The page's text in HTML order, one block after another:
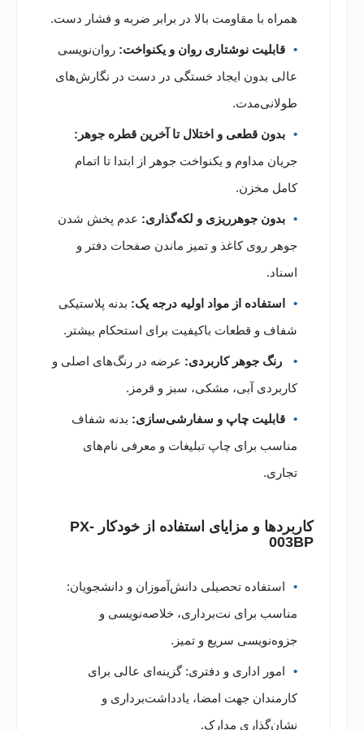
همراه با مقاومت بالا در برابر ضربه و فشار دست.
قابلیت نوشتاری روان و یکنواخت: روان‌نویسی
عالی بدون ایجاد خستگی در دست در نگارش‌های
طولانی‌مدت.
بدون قطعی و اختلال تا آخرین قطره جوهر:
جریان مداوم و یکنواخت جوهر از ابتدا تا اتمام
کامل مخزن.
بدون جوهرریزی و لکه‌گذاری: عدم پخش شدن
جوهر روی کاغذ و تمیز ماندن صفحات دفتر و
اسناد.
استفاده از مواد اولیه درجه یک: بدنه پلاستیکی
شفاف و قطعات باکیفیت برای استحکام بیشتر.
رنگ جوهر کاربردی: عرضه در رنگ‌های اصلی و
کاربردی آبی، مشکی، سبز و قرمز.
قابلیت چاپ و سفارشی‌سازی: بدنه شفاف
مناسب برای چاپ تبلیغات و معرفی نام‌های
تجاری.
کاربردها و مزایای استفاده از خودکار PX-
003BP
استفاده تحصیلی دانش‌آموزان و دانشجویان:
مناسب برای نت‌برداری، خلاصه‌نویسی و
جزوه‌نویسی سریع و تمیز.
امور اداری و دفتری: گزینه‌ای عالی برای
کارمندان جهت امضا، یادداشت‌برداری و
نشان‌گذاری مدارک.